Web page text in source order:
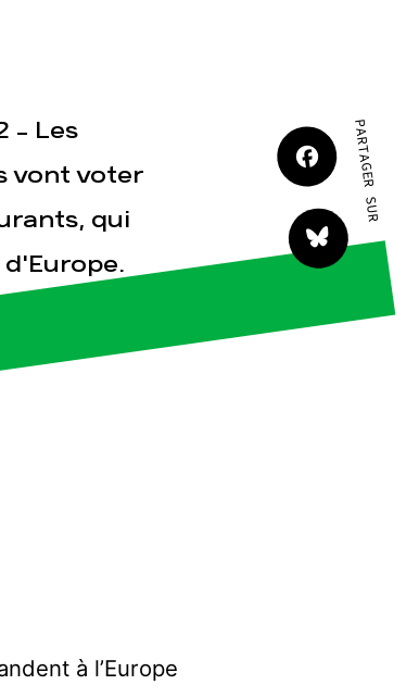
- Les
vont voter
qui
PARTAGER SUR
à l’Europe